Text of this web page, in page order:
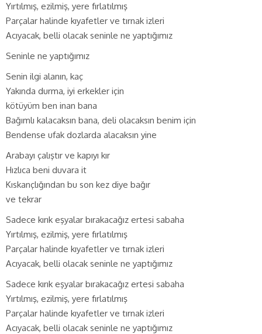
Yırtılmış, ezilmiş, yere fırlatılmış
Parçalar halinde kıyafetler ve tırnak izleri
Acıyacak, belli olacak seninle ne yaptığımız
Seninle ne yaptığımız
Senin ilgi alanın, kaç
Yakında durma, iyi erkekler için
kötüyüm ben inan bana
Bağımlı kalacaksın bana, deli olacaksın benim için
Bendense ufak dozlarda alacaksın yine
Arabayı çalıştır ve kapıyı kır
Hızlıca beni duvara it
Kıskançlığından bu son kez diye bağır
ve tekrar
Sadece kırık eşyalar bırakacağız ertesi sabaha
Yırtılmış, ezilmiş, yere fırlatılmış
Parçalar halinde kıyafetler ve tırnak izleri
Acıyacak, belli olacak seninle ne yaptığımız
Sadece kırık eşyalar bırakacağız ertesi sabaha
Yırtılmış, ezilmiş, yere fırlatılmış
Parçalar halinde kıyafetler ve tırnak izleri
Acıyacak, belli olacak seninle ne yaptığımız